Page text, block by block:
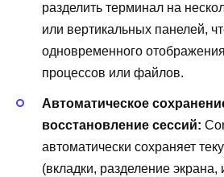
разделить терминал на
или вертикальных панелей,
одновременного
процессов или файлов.
Автоматическое
восстановление сессий:
автоматически сохраняет
(вкладки, разделение